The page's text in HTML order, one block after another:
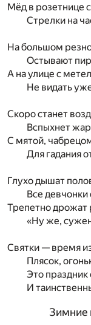
Мёд в розетнице
Стрелки на
На большом
Остывают
А на улице с
Не видать
Скоро станет
Вспыхнет
С мятой,
Для гадания
Глухо дышат
Все девчонки
Трепетно дрожат
«Ну же,
Святки — время
Плясок,
Это праздник
И
Зимние